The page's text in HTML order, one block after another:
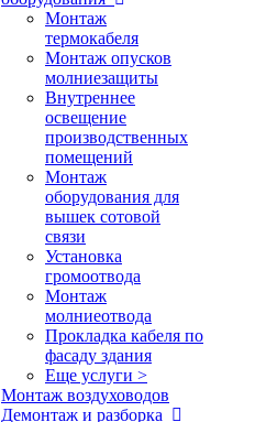
Монтаж
термокабеля
Монтаж опусков
молниезащиты
Внутреннее
освещение
производственных
помещений
Монтаж
оборудования для
вышек сотовой
связи
Установка
громоотвода
Монтаж
молниеотвода
Прокладка кабеля по
фасаду здания
Еще услуги >
Монтаж воздуховодов
Демонтаж и разборка